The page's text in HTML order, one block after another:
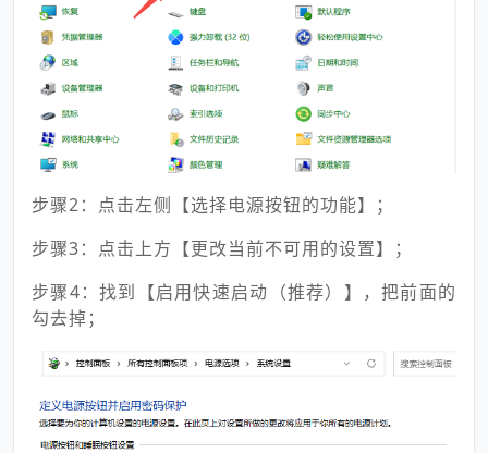
步骤2：点击左侧【选择电源按钮的功能】；
步骤3：点击上方【更改当前不可用的设置】；
步骤4：找到【启用快速启动（推荐）】，把前面的
勾去掉；